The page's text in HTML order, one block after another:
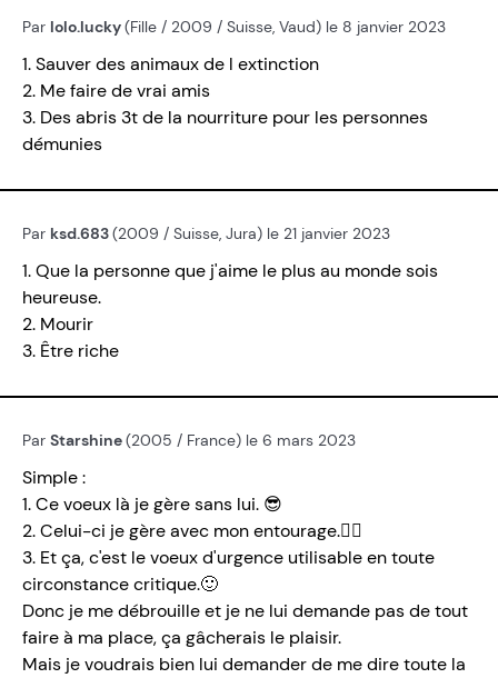
Par lolo.lucky(Fille / 2009 / Suisse, Vaud) le 8 janvier 2023
1. Sauver des animaux de l extinction
2. Me faire de vrai amis
3. Des abris 3t de la nourriture pour les personnes
démunies
Par ksd.683(2009 / Suisse, Jura) le 21 janvier 2023
1. Que la personne que j'aime le plus au monde sois
heureuse.
2. Mourir
3. Être riche
Par Starshine(2005 / France) le 6 mars 2023
Simple :
1. Ce voeux là je gère sans lui. 😎
2. Celui-ci je gère avec mon entourage.✌🏻
3. Et ça, c'est le voeux d'urgence utilisable en toute
circonstance critique.🙂
Donc je me débrouille et je ne lui demande pas de tout
faire à ma place, ça gâcherais le plaisir.
Mais je voudrais bien lui demander de me dire toute la